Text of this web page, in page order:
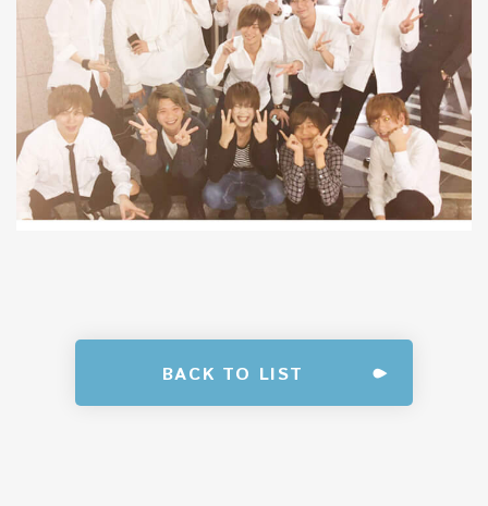
BACK TO LIST